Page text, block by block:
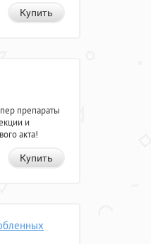
Купить
препараты
и
акта!
Купить